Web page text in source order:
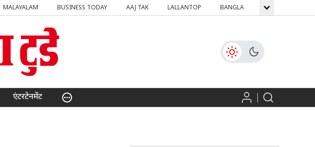
MALAYALAM BUSINESS TODAY AAJ TAK LALLANTOP BANGLA GNTTV
एंटरटेनमेंट